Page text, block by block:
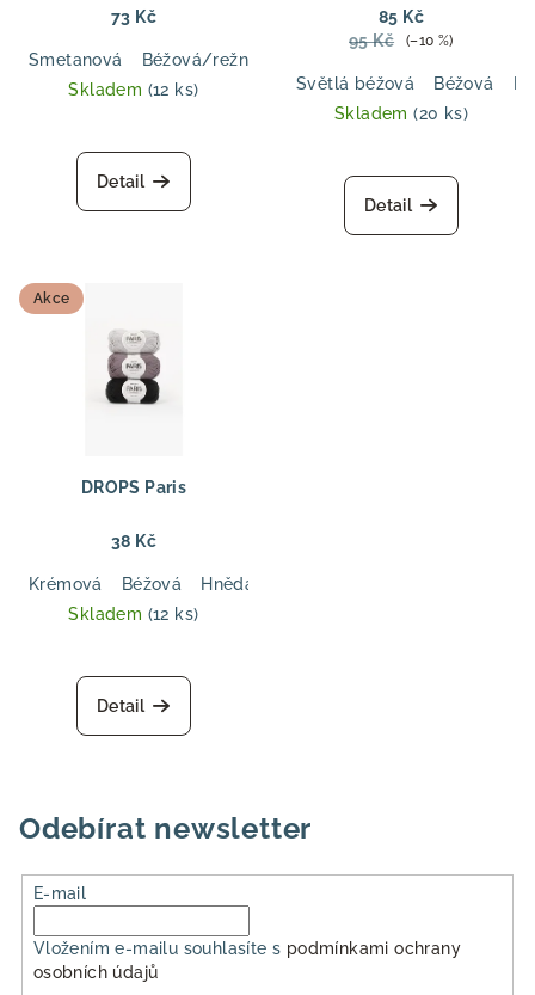
aran tloušťka, pro svetry,
73 Kč
Smetanová Béžová/režná
Skladem (12 ks)
Detail
vlny a bavlny, DK tloušťka,
ideální pro svetry, topy a
85 Kč
95 Kč
(–10 %)
Světlá béžová Béžová
Skladem(20 ks)
Detail
Akce
DROPS Paris
38 Kč
Krémová Béžová Hnědá
Skladem (12 ks)
Detail
Odebírat newsletter
E-mail
Vložením e-mailu souhlasíte s podmínkami ochrany
osobních údajů